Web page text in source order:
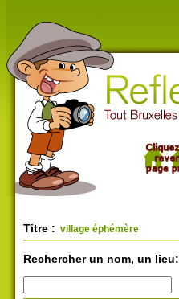
Titre : village éphémère
Rechercher un nom, un lieu: